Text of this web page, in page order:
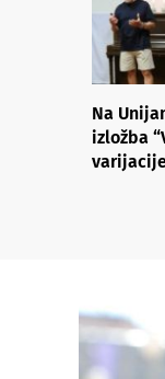
Na
izložba